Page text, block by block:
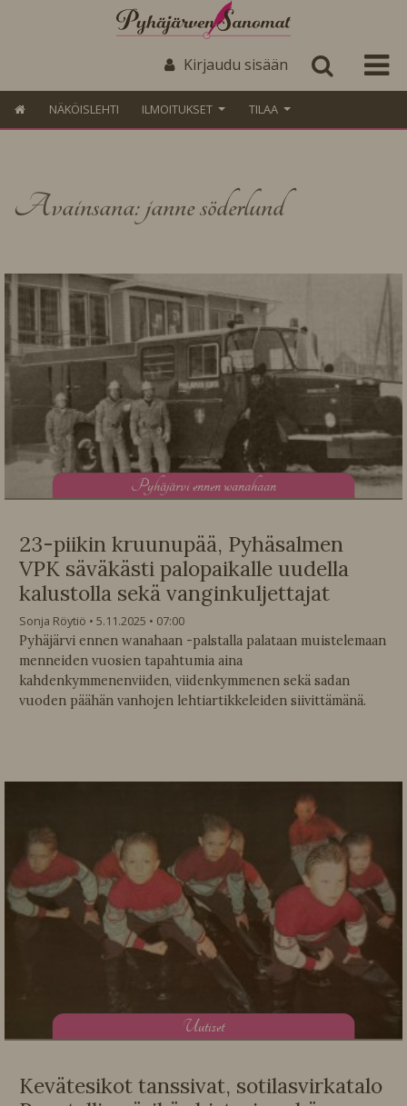
Kirjaudu sisään
NÄKÖISLEHTI ILMOITUKSET TILAA
Avainsana: janne söderlund
Pyhäjärvi ennen wanahaan
23-piikin kruunupää, Pyhäsalmen
VPK säväkästi palopaikalle uudella
kalustolla sekä vanginkuljettajat
Sonja Röytiö 5.11.2025
07:00
Pyhäjärvi ennen wanahaan -palstalla palataan muistelemaan
menneiden vuosien tapahtumia aina
kahdenkymmenenviiden, viidenkymmenen sekä sadan
vuoden päähän vanhojen lehtiartikkeleiden siivittämänä.
Uutiset
Kevätesikot tanssivat, sotilasvirkatalo